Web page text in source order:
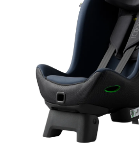
Förälder
Möbler &
Tillbehör
Kampanjer
Presenttips
Våra
Varumärken